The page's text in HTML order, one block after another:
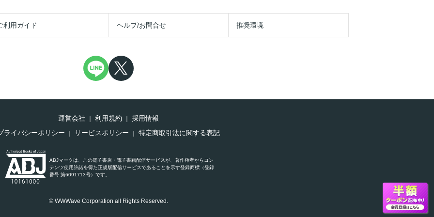
利用ガイド ヘルプ/お問合せ 推奨環境
運営会社 利用規約
採用情報
ライバシーポリシー
サービスポリシー 特定商取引法に関する表記
ABJマークは、この電子書店・電子書籍配信サービスが、著作権者からコン
テンツ使用許諾を得た正規版配信サービスであることを示す登録商標（登録
番号 第6091713号）です。
© WWWave Corporation all Rights Reserved.